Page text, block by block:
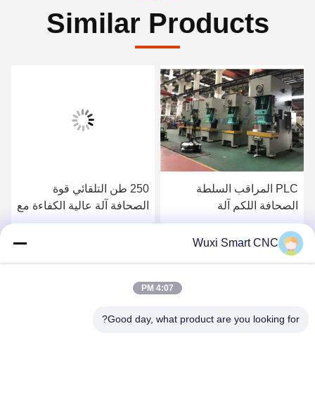
Similar Products
PLC المراقب السلطة
الصحافة اللكم آلة
الهيدروليكية حماية الزائد
احصل على أفضل سعر
250 طن التلقائي قوة
الصحافة آلة عالية الكفاءة مع
العمود المرفقي مزدوجة
Wuxi Smart CNC
4:07 PM
Good day, what product are you looking for?